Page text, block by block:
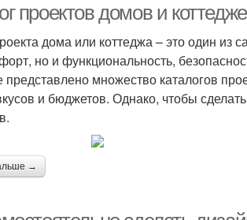
проектов домов и
дома или коттеджа – это один из
но и функциональность,
представлено множество каталогов
и бюджетов. Однако, чтобы
→